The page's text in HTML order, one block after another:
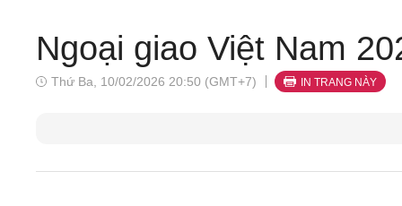
Ngoại giao Việt Nam
Thứ Ba, 10/02/2026 20:50 (GMT+7) IN TRANG NÀY